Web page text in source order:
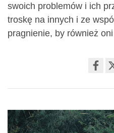
swoich problemów i ich
troskę na innych i ze
pragnienie, by również
on